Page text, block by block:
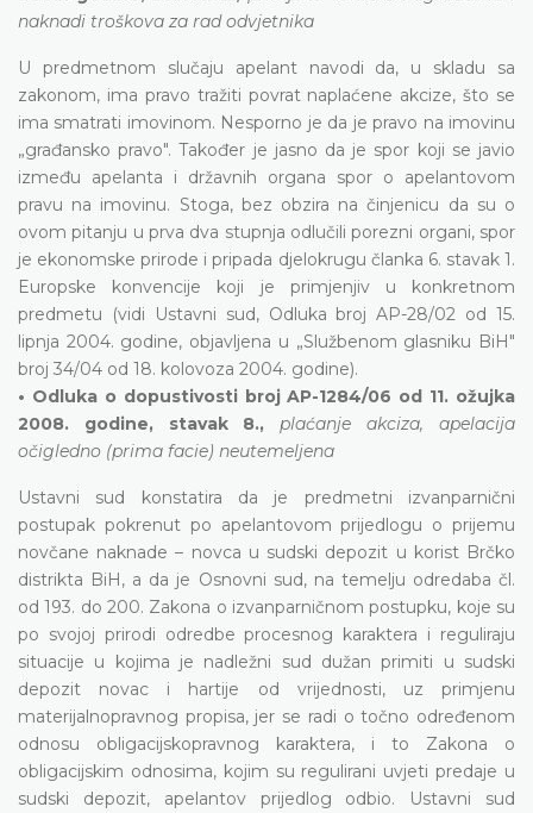
naknadi troškova za rad odvjetnika
U predmetnom slučaju apelant navodi da, u skladu sa
zakonom, ima pravo tražiti povrat naplaćene akcize, što se
ima smatrati imovinom. Nesporno je da je pravo na imovinu
„građansko pravo". Također je jasno da je spor koji se javio
između apelanta i državnih organa spor o apelantovom
pravu na imovinu. Stoga, bez obzira na činjenicu da su o
ovom pitanju u prva dva stupnja odlučili porezni organi, spor
je ekonomske prirode i pripada djelokrugu članka 6. stavak 1.
Europske konvencije koji je primjenjiv u konkretnom
predmetu (vidi Ustavni sud, Odluka broj AP-28/02 od 15.
lipnja 2004. godine, objavljena u „Službenom glasniku BiH"
broj 34/04 od 18. kolovoza 2004. godine).
• Odluka o dopustivosti broj AP-1284/06 od 11. ožujka
2008. godine, stavak 8.,plaćanje akciza, apelacija
očigledno (prima facie) neutemeljena
Ustavni sud konstatira da je predmetni izvanparnični
postupak pokrenut po apelantovom prijedlogu o prijemu
novčane naknade – novca u sudski depozit u korist Brčko
distrikta BiH, a da je Osnovni sud, na temelju odredaba čl.
od 193. do 200. Zakona o izvanparničnom postupku, koje su
po svojoj prirodi odredbe procesnog karaktera i reguliraju
situacije u kojima je nadležni sud dužan primiti u sudski
depozit novac i hartije od vrijednosti, uz primjenu
materijalnopravnog propisa, jer se radi o točno određenom
odnosu obligacijskopravnog karaktera, i to Zakona o
obligacijskim odnosima, kojim su regulirani uvjeti predaje u
sudski depozit, apelantov prijedlog odbio. Ustavni sud